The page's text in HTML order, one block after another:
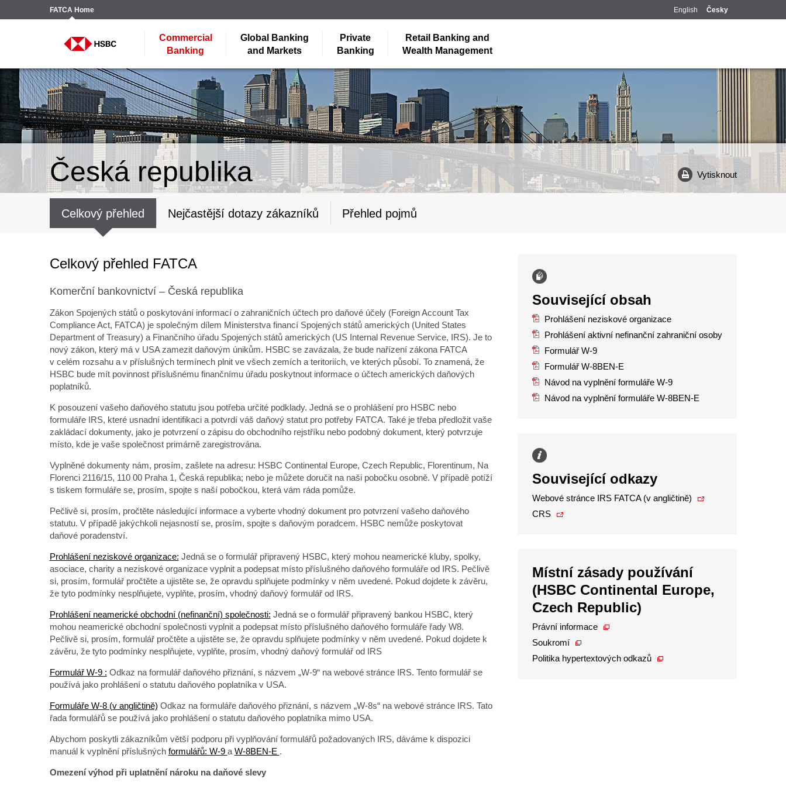
FATCAHome English Česky
Commercial
Banking
Global Banking
and Markets
Private
Banking
Retail Banking and
Wealth Management
Česká republika Vytisknout
Celkový přehled Nejčastější dotazy zákazníků Přehled pojmů
Celkový přehled FATCA
Komerční bankovnictví – Česká republika
Zákon Spojených států o poskytování informací o zahraničních účtech pro daňové účely (Foreign Account Tax
Compliance Act, FATCA) je společným dílem Ministerstva financí Spojených států amerických (United States
Department of Treasury) a Finančního úřadu Spojených států amerických (US Internal Revenue Service, IRS). Je to
nový zákon, který má v USA zamezit daňovým únikům. HSBC se zavázala, že bude nařízení zákona FATCA
v celém rozsahu a v příslušných termínech plnit ve všech zemích a teritoriích, ve kterých působí. To znamená, že
HSBC bude mít povinnost příslušnému finančnímu úřadu poskytnout informace o účtech amerických daňových
poplatníků.
K posouzení vašeho daňového statutu jsou potřeba určité podklady. Jedná se o prohlášení pro HSBC nebo
formuláře IRS, které usnadní identifikaci a potvrdí váš daňový statut pro potřeby FATCA. Také je třeba předložit vaše
zakládací dokumenty, jako je potvrzení o zápisu do obchodního rejstříku nebo podobný dokument, který potvrzuje
místo, kde je vaše společnost primárně zaregistrována.
Vyplněné dokumenty nám, prosím, zašlete na adresu: HSBC Continental Europe, Czech Republic, Florentinum, Na
Florenci 2116/15, 110 00 Praha 1, Česká republika; nebo je můžete doručit na naši pobočku osobně. V případě potíží
s tiskem formuláře se, prosím, spojte s naší pobočkou, která vám ráda pomůže.
Pečlivě si, prosím, pročtěte následující informace a vyberte vhodný dokument pro potvrzení vašeho daňového
statutu. V případě jakýchkoli nejasností se, prosím, spojte s daňovým poradcem. HSBC nemůže poskytovat
daňové poradenství.
Prohlášení neziskové organizace: Jedná se o formulář připravený HSBC, který mohou neamerické kluby, spolky,
asociace, charity a neziskové organizace vyplnit a podepsat místo příslušného daňového formuláře od IRS. Pečlivě
si, prosím, formulář pročtěte a ujistěte se, že opravdu splňujete podmínky v něm uvedené. Pokud dojdete k závěru,
že tyto podmínky nesplňujete, vyplňte, prosím, vhodný daňový formulář od IRS.
Prohlášení neamerické obchodní (nefinanční) společnosti: Jedná se o formulář připravený bankou HSBC, který
mohou neamerické obchodní společnosti vyplnit a podepsat místo příslušného daňového formuláře řady W8.
Pečlivě si, prosím, formulář pročtěte a ujistěte se, že opravdu splňujete podmínky v něm uvedené. Pokud dojdete k
závěru, že tyto podmínky nesplňujete, vyplňte, prosím, vhodný daňový formulář od IRS
Formulář W-9 : Odkaz na formulář daňového přiznání, s názvem „W-9“ na webové stránce IRS. Tento formulář se
používá jako prohlášení o statutu daňového poplatníka v USA.
Formuláře W-8 (v angličtině) Odkaz na formuláře daňového přiznání, s názvem „W-8s“ na webové stránce IRS. Tato
řada formulářů se používá jako prohlášení o statutu daňového poplatníka mimo USA.
Abychom poskytli zákazníkům větší podporu při vyplňování formulářů požadovaných IRS, dáváme k dispozici
manuál k vyplnění příslušných formulářů: W-9 a W-8BEN-E .
Omezení výhod při uplatnění nároku na daňové slevy
Související obsah
Prohlášení neziskové organizace
Prohlášení aktivní nefinanční zahraniční osoby
Formulář W-9
Formulář W-8BEN-E
Návod na vyplnění formuláře W-9
Návod na vyplnění formuláře W-8BEN-E
Související odkazy
Webové stránce IRS FATCA (v angličtině)
CRS
Místní zásady používání
(HSBC Continental Europe,
Czech Republic)
Právní informace
Soukromí
Politika hypertextových odkazů